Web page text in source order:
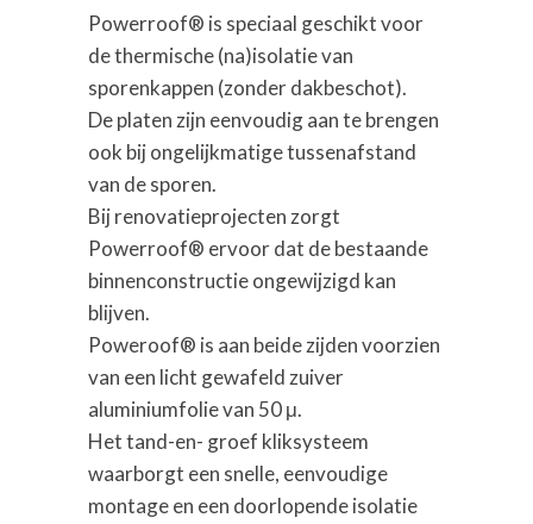
Powerroof® is speciaal geschikt voor
de thermische (na)isolatie van
sporenkappen (zonder dakbeschot).
De platen zijn eenvoudig aan te brengen
ook bij ongelijkmatige tussenafstand
van de sporen.
Bij renovatieprojecten zorgt
Powerroof® ervoor dat de bestaande
binnenconstructie ongewijzigd kan
blijven.
Poweroof® is aan beide zijden voorzien
van een licht gewafeld zuiver
aluminiumfolie van 50 μ.
Het tand-en- groef kliksysteem
waarborgt een snelle, eenvoudige
montage en een doorlopende isolatie